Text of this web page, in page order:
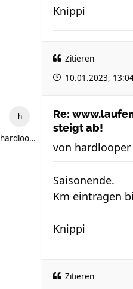
Knippi
Zitieren
10.01.2023,
hardlooper
Re:
steigt ab!
von hardlooper
Saisonende.
Km eintragen
Knippi
Zitieren